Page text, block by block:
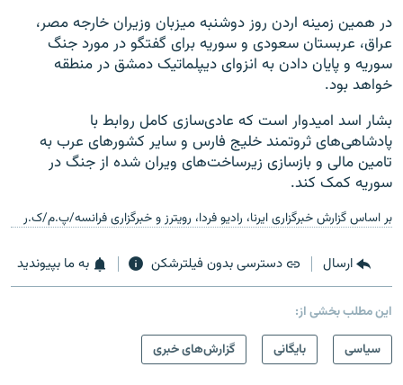
در همین زمینه اردن روز دوشنبه میزبان وزیران خارجه مصر،
عراق، عربستان سعودی و سوریه برای گفتگو در مورد جنگ
سوریه و پایان دادن به انزوای دیپلماتیک دمشق در منطقه
خواهد بود.
بشار اسد امیدوار است که عادی‌سازی کامل روابط با
پادشاهی‌های ثروتمند خلیج فارس و سایر کشورهای عرب به
تامین مالی و بازسازی زیرساخت‌های ویران شده از جنگ در
سوریه کمک کند.
بر اساس گزارش خبرگزاری ایرنا، رادیو فردا، رویترز و خبرگزاری فرانسه/پ.م/ک.ر
ارسال دسترسی بدون فیلترشکن به ما بپیوندید
این مطلب بخشی از:
سیاسی
بایگانی گزارش‌های خبری